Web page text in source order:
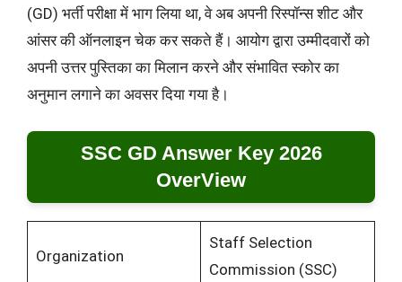
(GD) भर्ती परीक्षा में भाग लिया था, वे अब अपनी रिस्पॉन्स शीट और
आंसर की ऑनलाइन चेक कर सकते हैं। आयोग द्वारा उम्मीदवारों को
अपनी उत्तर पुस्तिका का मिलान करने और संभावित स्कोर का
अनुमान लगाने का अवसर दिया गया है।
SSC GD Answer Key 2026
OverView
Organization
Staff Selection
Commission (SSC)